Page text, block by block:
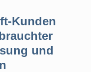
Kunden
und